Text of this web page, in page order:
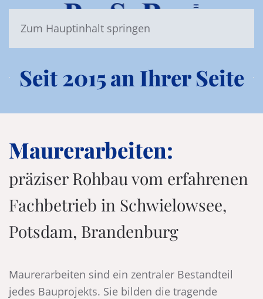
Zum Hauptinhalt springen
Seit 2015 an Ihrer Seite
Maurerarbeiten:
präziser Rohbau vom erfahrenen
Fachbetrieb in Schwielowsee,
Potsdam, Brandenburg
Maurerarbeiten sind ein zentraler Bestandteil
jedes Bauprojekts. Sie bilden die tragende